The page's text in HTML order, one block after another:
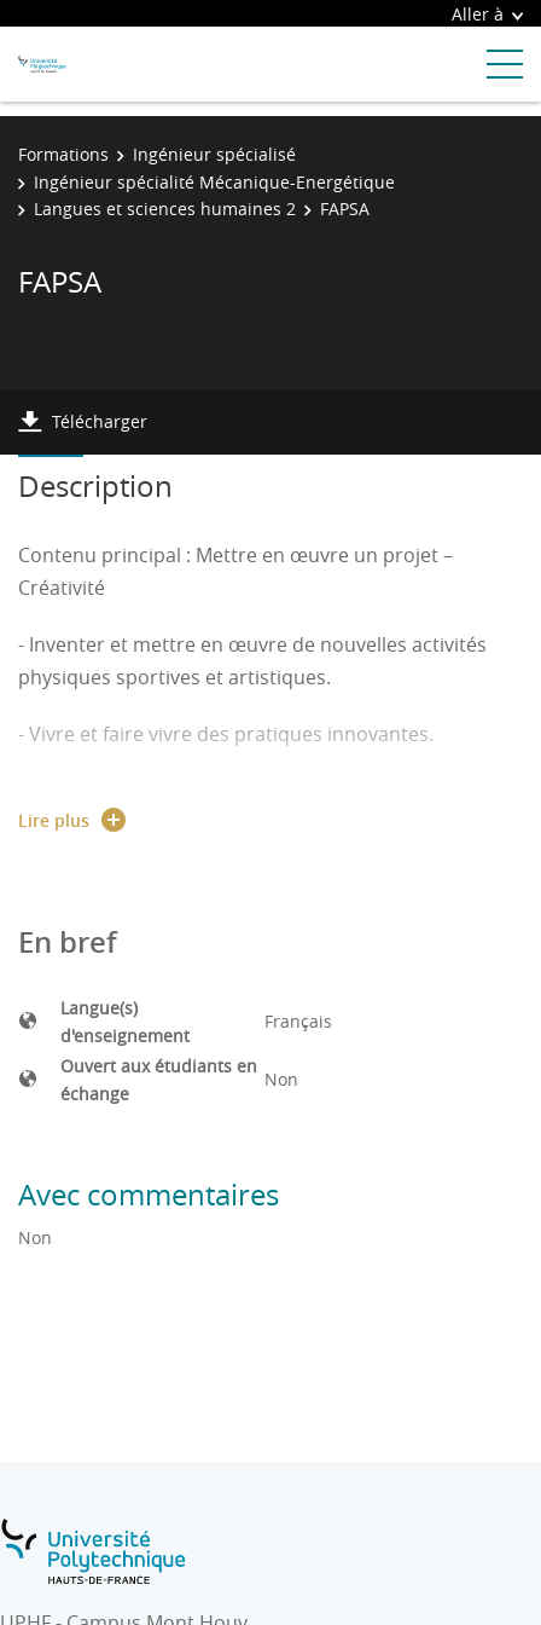
Aller à
Formations
Ingénieur spécialisé
Ingénieur spécialité Mécanique-Energétique
Langues et sciences humaines 2
FAPSA
FAPSA
Télécharger
Description
Contenu principal : Mettre en œuvre un projet –
Créativité
- Inventer et mettre en œuvre de nouvelles activités
physiques sportives et artistiques.
- Vivre et faire vivre des pratiques innovantes.
création des pratiques et des évènements sportifs,
- Exemples d’activités physiques sportives et artistiques
Lire plus
En bref
Langue(s)
d'enseignement
Français
Ouvert aux étudiants en
échange
Non
Avec commentaires
Non